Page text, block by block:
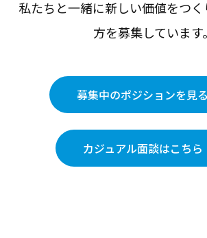
私たちと一緒に新しい価値をつく
方を募集しています。
募集中のポジションを
カジュアル面談はこち